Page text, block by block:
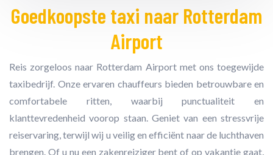
Goedkoopste taxi naar Rotterdam
Airport
Reis zorgeloos naar Rotterdam Airport met ons toegewijde
taxibedrijf. Onze ervaren chauffeurs bieden betrouwbare en
comfortabele ritten, waarbij punctualiteit en
klanttevredenheid voorop staan. Geniet van een stressvrije
reiservaring, terwijl wij u veilig en efficiënt naar de luchthaven
brengen. Of u nu een zakenreiziger bent of op vakantie gaat,